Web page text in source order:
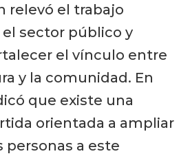
relevó el trabajo
sector público y
el vínculo entre
y la comunidad. En
que existe una
orientada a ampliar
personas a este